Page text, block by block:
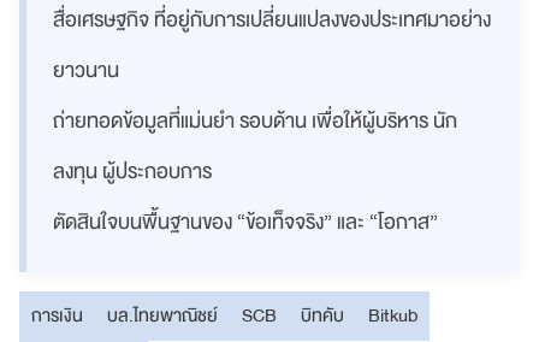
สื่อเศรษฐกิจ ที่อยู่กับการเปลี่ยนแปลงของประเทศมาอย่าง
ยาวนาน
ถ่ายทอดข้อมูลที่แม่นยำ รอบด้าน เพื่อให้ผู้บริหาร นัก
ลงทุน ผู้ประกอบการ
ตัดสินใจบนพื้นฐานของ “ข้อเท็จจริง” และ “โอกาส”
การเงิน บล.ไทยพาณิชย์ SCB บิทคับ
Bitkub